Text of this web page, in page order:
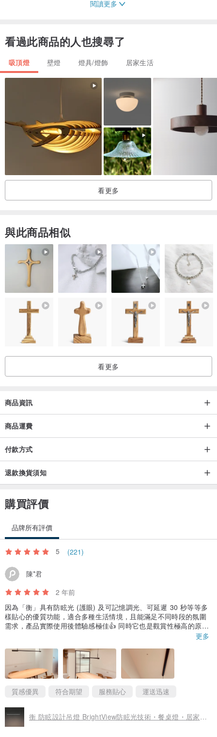
閱讀更多
看過此商品的人也搜尋了
吸頂燈 壁燈 燈具/燈飾 居家生活
看更多
與此商品相似
看更多
商品資訊
商品運費
付款方式
退款換貨須知
購買評價
品牌所有評價
5 (221)
陳*君
2 年前
因為「衡」具有防眩光 (護眼) 及可記憶調光、可延遲 30 秒等等多
樣貼心的優質功能，適合多種生活情境，且能滿足不同時段的氛圍
需求，產品實際使用後體驗感極佳👍 同時它也是觀賞性極高的原創
設計，親友訪客都忍不住佇足靜心欣賞讚美。我們層高不及 2 米
的多樣光效，創造了一個舒服的世界，吸引大家團聚、靠近。
我們選的鴉青色，實物氣質恰如官網所述的：「霧黑裡泛著黛青光
澤的鴉青如黎明前的寧靜」。近看霧面的綠色真的很漂亮，連燈的
黑色底座和旁邊的銀色鋼線也都非常的漂亮。這樣有一點陽剛的顏
的桌椅搭配在一起，卻意外的合拍。
同時也想補充分享3點：
更多
質感優異 符合期望 服務貼心 運送迅速
衡 防眩設計吊燈 BrightView防眩光技術・餐桌燈・居家燈飾